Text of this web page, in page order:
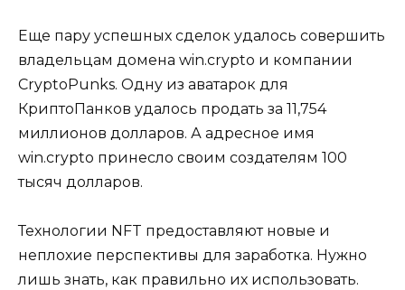
Еще пару успешных сделок удалось совершить
владельцам домена win.crypto и компании
CryptoPunks. Одну из аватарок для
КриптоПанков удалось продать за 11,754
миллионов долларов. А адресное имя
win.crypto принесло своим создателям 100
тысяч долларов.
Технологии NFT предоставляют новые и
неплохие перспективы для заработка. Нужно
лишь знать, как правильно их использовать.